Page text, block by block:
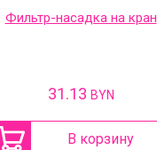
Фильтр-насадка на кран
31.13 BYN
В корзину